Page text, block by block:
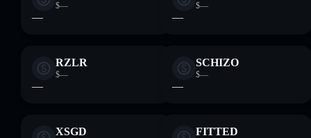
$—
—
$—
—
RZLR
$—
—
SCHIZO
$—
—
XSGD FITTED